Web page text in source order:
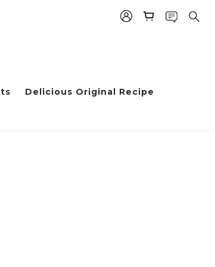
Delicious Original Recipe